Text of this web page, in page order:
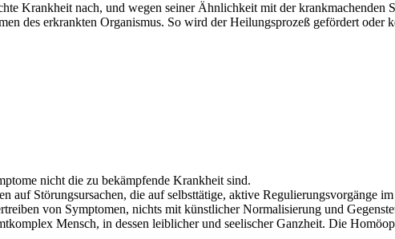
Krankheit nach, und wegen seiner Ähnlichkeit mit der krankmachenden
des erkrankten Organismus. So wird der Heilungsprozeß gefördert oder
nicht die zu bekämpfende Krankheit sind.
auf Störungsursachen, die auf selbsttätige, aktive Regulierungsvorgänge
von Symptomen, nichts mit künstlicher Normalisierung und
Mensch, in dessen leiblicher und seelischer Ganzheit. Die